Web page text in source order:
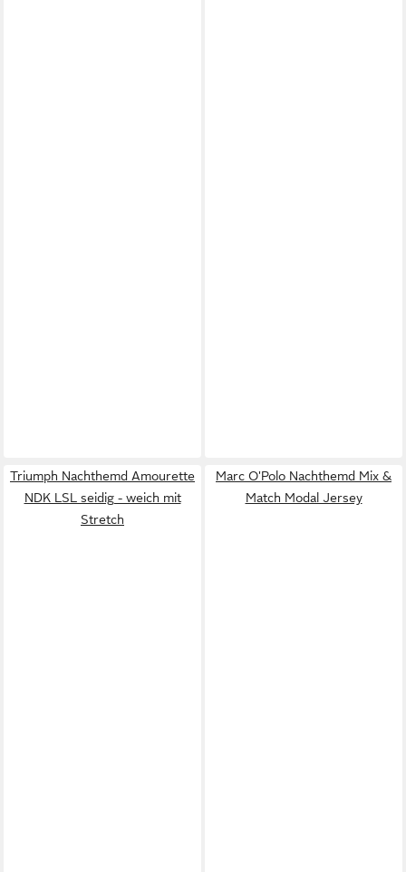
Triumph Nachthemd Amourette
NDK LSL seidig - weich mit
Stretch
Marc O'Polo Nachthemd Mix &
Match Modal Jersey